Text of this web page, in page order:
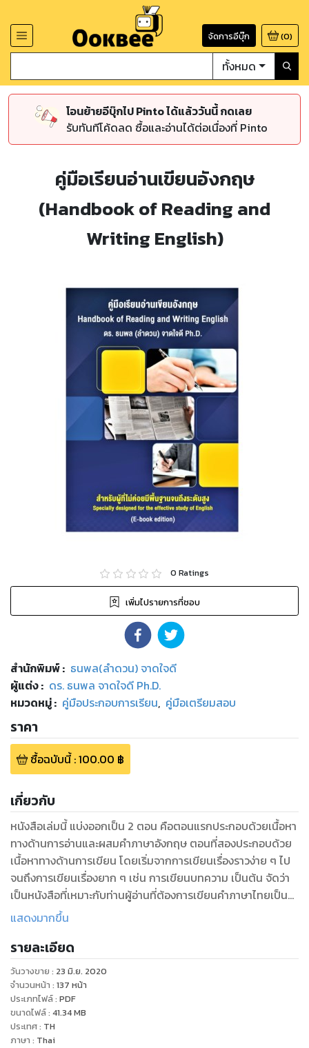
จัดการอีบุ๊ก (0)
ทั้งหมด
โอนย้ายอีบุ๊กไป Pinto ได้แล้ววันนี้ กดเลย
รับทันทีโค้ดลด ซื้อและอ่านได้ต่อเนื่องที่ Pinto
คู่มือเรียนอ่านเขียนอังกฤษ
(Handbook of Reading and
Writing English)
0 Ratings
เพิ่มไปรายการที่ชอบ
สำนักพิมพ์: ธนพล(ลำดวน) จาดใจดี
ผู้แต่ง : ดร. ธนพล จาดใจดี Ph.D.
หมวดหมู่: คู่มือประกอบการเรียน, คู่มือเตรียมสอบ
ราคา
ซื้อฉบับนี้:100.00 ฿
เกี่ยวกับ
หนังสือเล่มนี้ แบ่งออกเป็น 2 ตอน คือตอนแรกประกอบด้วยเนื้อหา
ทางด้านการอ่านและผสมคำภาษาอังกฤษ ตอนที่สองประกอบด้วย
เนื้อหาทางด้านการเขียน โดยเริ่มจากการเขียนเรื่องราวง่าย ๆ ไป
จนถึงการเขียนเรื่องยาก ๆ เช่น การเขียนบทความ เป็นต้น จัดว่า
เป็นหนังสือที่เหมาะกับท่านผู้อ่านที่ต้องการเขียนคำภาษาไทยเป็น
ภาษาอังกฤษ และต้องการรู้แนวการเขียนภาษาอังกฤษที่สามารถนำ
แสดงมากขึ้น
รายละเอียด
วันวางขาย : 23 มิ.ย. 2020
จำนวนหน้า : 137 หน้า
ประเภทไฟล์: PDF
ขนาดไฟล์: 41.34MB
ประเทศ: TH
ภาษา : Thai